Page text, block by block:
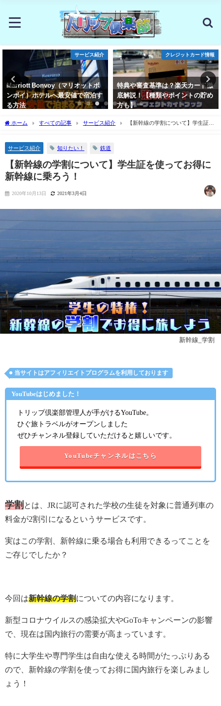
サービス紹介
Marriott Bonvoy（マリオットボ
ンボイ）ホテルへ最安値で宿泊す
る方法
クレジットカード情報
特典や審査基準は？楽天カード徹
底解説！【種類やポイントの貯め
方も】
ホーム すべての記事 サービス紹介
【新幹線の学割について】学生証を
サービス紹介 知りたい！ 鉄道
【新幹線の学割について】学生証を使ってお得に
新幹線に乗ろう！
2020年10月13日 2021年3月4日
新幹線_学割
当サイトはアフィリエイトプログラムを利用しております
YouTubeはじめました！
トリップ倶楽部管理人が手がけるYouTube。
ひぐ旅トラベルがオープンしました
ぜひチャンネル登録していただけると嬉しいです。
YouTubeチャンネルはこちら
学割とは、JRに認可された学校の生徒を対象に普通列車の
料金が2割引になるというサービスです。
実はこの学割、新幹線に乗る場合も利用できるってことを
ご存じでしたか？
今回は新幹線の学割についての内容になります。
新型コロナウイルスの感染拡大やGoToキャンペーンの影響
で、現在は国内旅行の需要が高まっています。
特に大学生や専門学生は自由な使える時間がたっぷりある
ので、新幹線の学割を使ってお得に国内旅行を楽しみまし
ょう！